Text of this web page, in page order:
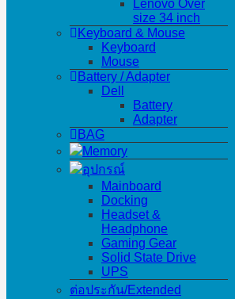
Lenovo Over
size 34 inch
Keyboard & Mouse
Keyboard
Mouse
Battery / Adapter
Dell
Battery
Adapter
BAG
Memory
อุปกรณ์
Mainboard
Docking
Headset &
Headphone
Gaming Gear
Solid State Drive
UPS
ต่อประกัน/Extended